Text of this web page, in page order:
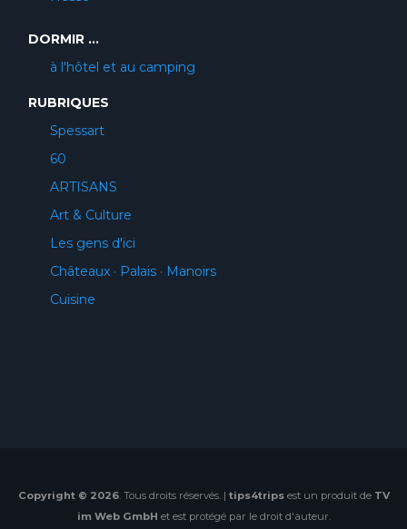
DORMIR ...
à l'hôtel et au camping
RUBRIQUES
Spessart
60
ARTISANS
Art & Culture
Les gens d'ici
Châteaux · Palais · Manoirs
Cuisine
Copyright © 2026. Tous droits réservés. | tips4tripsest un produit de TV
im Web GmbH et est protégé par le droit d'auteur.